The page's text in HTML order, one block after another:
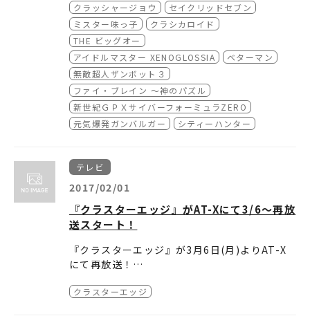
クラッシャージョウ
セイクリッドセブン
ミスター味っ子
クラシカロイド
THE ビッグオー
アイドルマスター XENOGLOSSIA
ベターマン
無敵超人ザンボット３
ファイ・ブレイン ～神のパズル
新世紀ＧＰＸサイバーフォーミュラZERO
元気爆発ガンバルガー
シティーハンター
テレビ
2017/02/01
『クラスターエッジ』がAT-Xにて3/6～再放
送スタート！
『クラスターエッジ』が3月6日(月)よりAT-X
にて再放送！
■放送日時
クラスターエッジ